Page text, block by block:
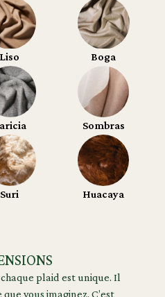
Liso Boga
Sombras
Suri Huacaya
plaid est unique. Il
vous imaginez. C’est